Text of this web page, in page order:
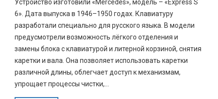
Устройство изготовили «Mercedes», модель – «Express S
6». Дата выпуска в 1946–1950 годах. Клавиатуру
разработали специально для русского языка. В модели
предусмотрели возможность лёгкого отделения и
замены блока с клавиатурой и литерной корзиной, снятия
каретки и вала. Она позволяет использовать каретки
различной длины, облегчает доступ к механизмам,
упрощает процессы чистки,...